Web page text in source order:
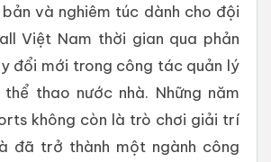
và nghiêm túc dành cho đội
Việt Nam thời gian qua phản
đổi mới trong công tác quản lý
thao nước nhà. Những năm
không còn là trò chơi giải trí
đã trở thành một ngành công